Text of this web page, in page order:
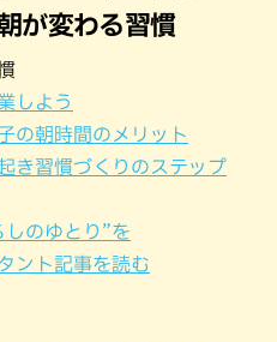
が変わる習慣
しよう
の朝時間のメリット
き習慣づくりのステップ
しのゆとり”を
ント記事を読む